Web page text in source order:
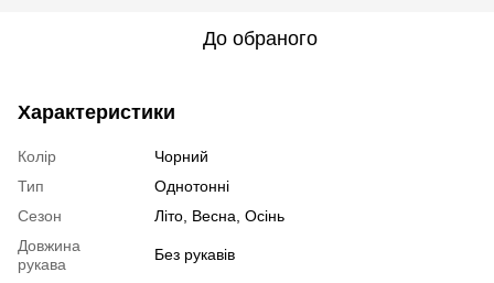
До обраного
Характеристики
Колір
Чорний
Тип
Однотонні
Сезон
Літо, Весна, Осінь
Довжина
рукава
Без рукавів